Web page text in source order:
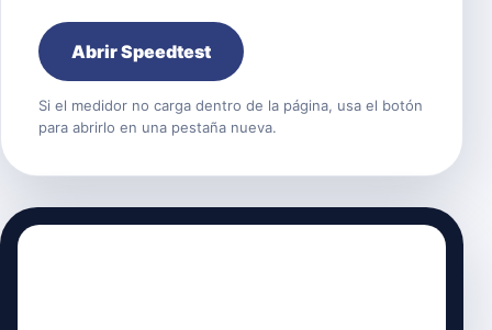
Abrir Speedtest
Si el medidor no carga dentro de la página, usa el botón
para abrirlo en una pestaña nueva.